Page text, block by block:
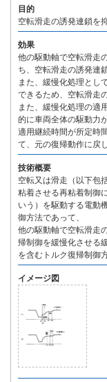
目的
空転滑走の誘発連鎖を
効果
他の駆動軸で空転滑走
ち、空転滑走の誘発連
また、緩慢化処理とし
できるため、空転滑走
また、緩慢化処理の適
的に車両全体の駆動力
適用継続時間が所定時
て、元の復帰動作に戻
技術概要
空転又は滑走（以下包
粘着させる再粘着制御
いう）を駆動する電動
御方法であって、
他の駆動軸で空転滑走
帰制御を緩慢化させる
を含むトルク復帰制御方
イメージ図